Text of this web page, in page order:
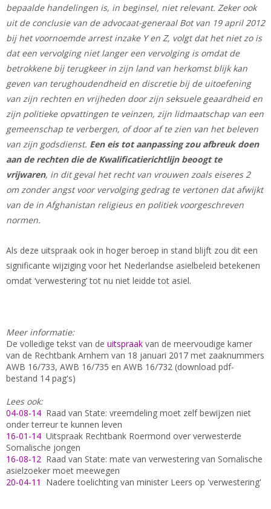
bepaalde handelingen is, in beginsel, niet relevant. Zeker ook
uit de conclusie van de advocaat-generaal Bot van 19 april 2012
bij het voornoemde arrest inzake Y en Z, volgt dat het niet zo is
dat een vervolging niet langer een vervolging is omdat de
betrokkene bij terugkeer in zijn land van herkomst blijk kan
geven van terughoudendheid en discretie bij de uitoefening
van zijn rechten en vrijheden door zijn seksuele geaardheid en
zijn politieke opvattingen te veinzen, zijn lidmaatschap van een
gemeenschap te verbergen, of door af te zien van het beleven
van zijn godsdienst. Een eis tot aanpassing zou afbreuk doen
aan de rechten die de Kwalificatierichtlijn beoogt te
vrijwaren, in dit geval het recht van vrouwen zoals eiseres 2
om zonder angst voor vervolging gedrag te vertonen dat afwijkt
van de in Afghanistan religieus en politiek voorgeschreven
normen.
Als deze uitspraak ook in hoger beroep in stand blijft zou dit een
significante wijziging voor het Nederlandse asielbeleid betekenen
omdat ‘verwestering’ tot nu niet leidde tot asiel.
Meer informatie:
De volledige tekst van de uitspraak van de meervoudige kamer
van de Rechtbank Arnhem van 18 januari 2017 met zaaknummers
AWB 16/733, AWB 16/735 en AWB 16/732 (download pdf-
bestand 14 pag's)
Lees ook:
04-08-14 Raad van State: vreemdeling moet zelf bewijzen niet
onder terreur te kunnen leven
16-01-14 Uitspraak Rechtbank Roermond over verwesterde
Somalische jongen
16-08-12 Raad van State: mate van verwestering van Somalische
asielzoeker moet meewegen
20-04-11
Nadere toelichting van minister Leers op 'verwestering'